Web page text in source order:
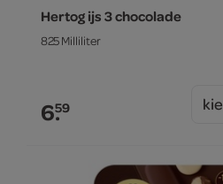
Hertog ijs 3 chocolade
825 Milliliter
6.59